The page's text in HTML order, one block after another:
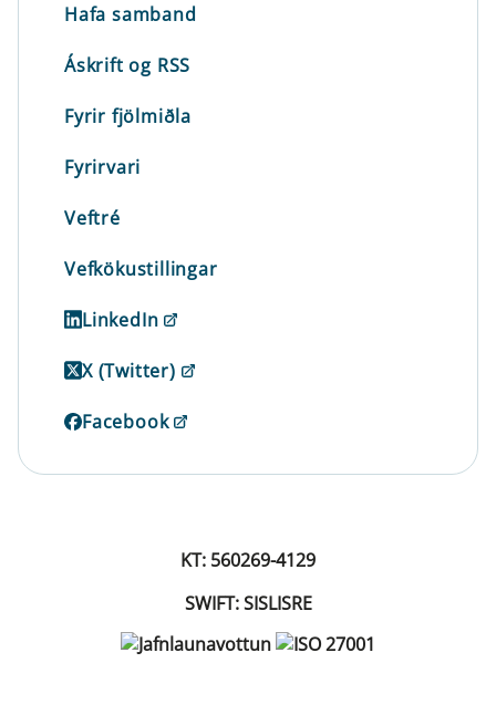
Hafa samband
Áskrift og RSS
Fyrir fjölmiðla
Fyrirvari
Veftré
Vefkökustillingar
LinkedIn
X (Twitter)
Facebook
KT: 560269-4129
SWIFT: SISLISRE